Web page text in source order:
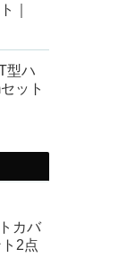
｜
型ハ
ット
カバ
2点